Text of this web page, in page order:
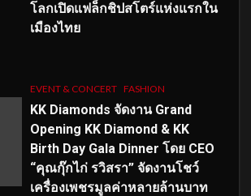
โลกเปิดแฟล็กชิปสโตร์แห่งแรกใน
เมืองไทย
EVENT & CONCERT FASHION
KK Diamonds จัดงาน Grand
Opening KK Diamond & KK
Birth Day Gala Dinner โดย CEO
“คุณกุ๊กไก่ รวิสรา” จัดงานโชว์
เครื่องเพชรมูลค่าหลายล้านบาท